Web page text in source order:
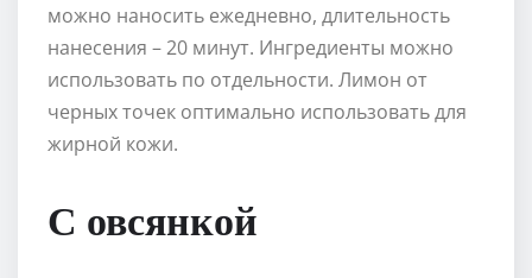
можно наносить ежедневно, длительность
нанесения – 20 минут. Ингредиенты можно
использовать по отдельности. Лимон от
черных точек оптимально использовать для
жирной кожи.
С овсянкой